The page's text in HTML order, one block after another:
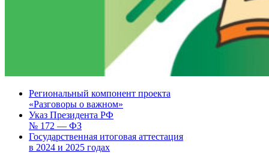
Региональный компонент проекта
«Разговоры о важном»
Указ Президента РФ
№ 172 — ФЗ
Государственная итоговая аттестация
в 2024 и 2025 годах